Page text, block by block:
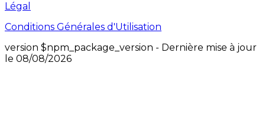
Légal
Conditions Générales d'Utilisation
version $npm_package_version - Dernière mise à jour
le 08/08/2026